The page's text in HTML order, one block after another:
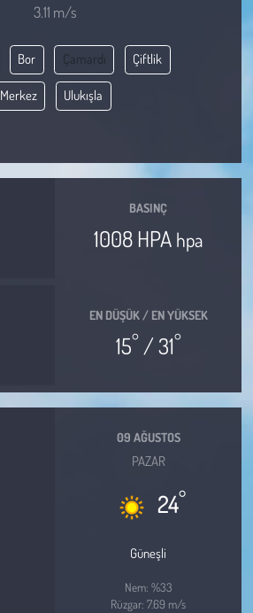
3.11 m/s
Bor Çamardı Çiftlik
Merkez Ulukışla
BASINÇ
1008 HPA hpa
EN DÜŞÜK / EN YÜKSEK
15°/ 31°
09 AĞUSTOS
PAZAR
24°
Güneşli
Nem: %33
Rüzgar: 7.69 m/s